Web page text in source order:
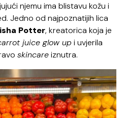
njemu ima blistavu kožu i
Jedno od najpoznatijih lica
Potter, kreatorica koja je
juice glow up i uvjerila
skincareiznutra.